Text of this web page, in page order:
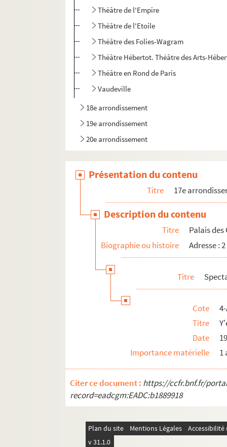
Théâtre de l'Empire
Théâtre de l'Etoile
Théâtre des Folies-Wagram
Théâtre Hébertot. Théâtre des Arts-
Théâtre en Rond de Paris
Vaudeville
18e arrondissement
19e arrondissement
20e arrondissement
Présentation du contenu
Titre 17e
Description du contenu
Titre
Palais des
Biographie ou histoire
Adresse :
Titre
Cote
Titre
Date
Importance matérielle
1
Citer ce document : https://ccfr.bnf.fr/
record=eadcgm:EADC:b1889918
Plan du site Mentions Légales
v 31.1.0